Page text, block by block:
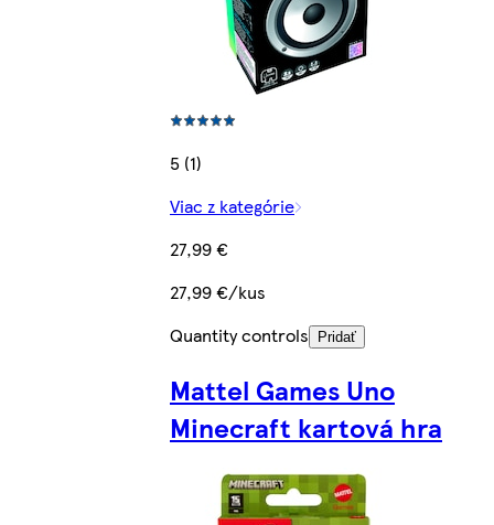
5 (1)
Viac z kategórie
27,99 €
27,99 €/kus
Quantity controls
Pridať
Mattel Games Uno
Minecraft kartová hra